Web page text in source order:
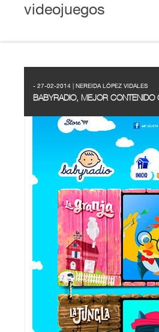
videojuegos
- 27-02-2014 | NEREIDA LÓPEZ VIDALES
BABYRADIO, MEJOR